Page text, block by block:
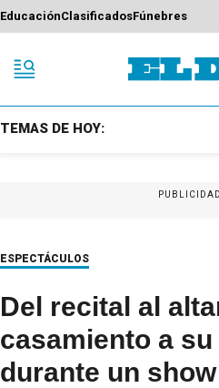
EducaciónClasificadosFúnebres
TEMAS DE HOY:
PUBLICIDAD
ESPECTÁCULOS
Del recital al
casamiento a
durante un